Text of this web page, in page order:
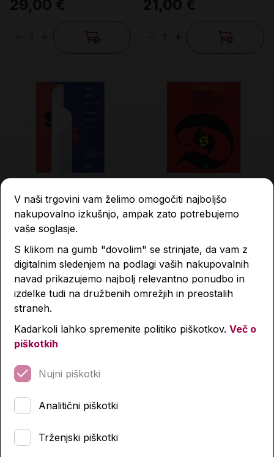
29,00 €
Količina
21,00 €
Količina
Mali srbsko-slovenski in
slovensko-srbski slovar
24,62 €
Količina
Veliki nemško-slovenski
slovar
83,50 €
Količina
Priročni latinsko-
V naši trgovini vam želimo omogočiti najboljšo
nakupovalno izkušnjo, ampak zato potrebujemo
vaše soglasje.
S klikom na gumb "dovolim" se strinjate, da vam z
digitalnim sledenjem na podlagi vaših nakupovalnih
navad prikazujemo najbolj relevantno ponudbo in
izdelke tudi na družbenih omrežjih in preostalih
straneh.
Kadarkoli lahko spremenite politiko piškotkov. Več o
piškotkih
Nujni piškotki
Analitični piškotki
Trženjski piškotki